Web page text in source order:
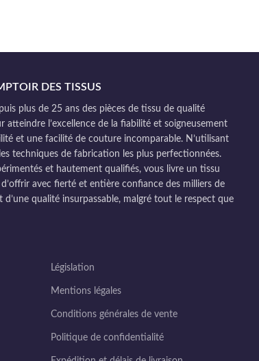
DES TISSUS
plus de 25 ans des pièces de tissu de qualité
l’excellence de la fiabilité et soigneusement
et une facilité de couture incomparable. N’utilisant
techniques de fabrication les plus perfectionnées.
et hautement qualifiés, vous livre un tissu
avec fierté et entière confiance des milliers de
d’une qualité insurpassable, malgré tout le respect que
Législation
Mentions légales
Conditions générales de vente
Politique de confidentialité